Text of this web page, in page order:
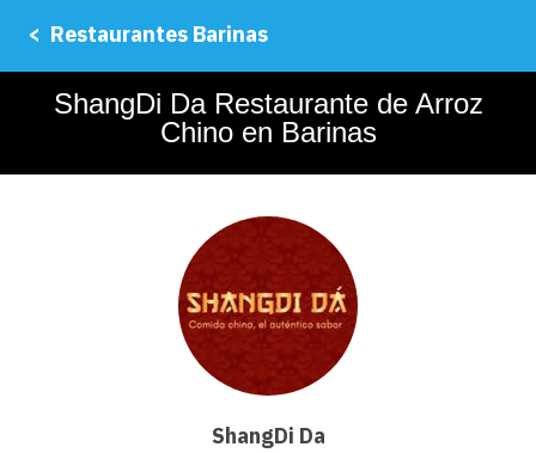
< Restaurantes Barinas
ShangDi Da Restaurante de Arroz
Chino en Barinas
ShangDi Da